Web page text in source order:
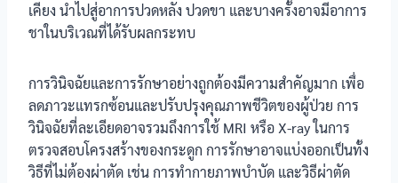
เคียง นำไปสู่อาการปวดหลัง ปวดขา และบางครั้งอาจมีอาการ
ชาในบริเวณที่ได้รับผลกระทบ
การวินิจฉัยและการรักษาอย่างถูกต้องมีความสำคัญมาก เพื่อ
ลดภาวะแทรกซ้อนและปรับปรุงคุณภาพชีวิตของผู้ป่วย การ
วินิจฉัยที่ละเอียดอาจรวมถึงการใช้ MRI หรือ X-ray ในการ
ตรวจสอบโครงสร้างของกระดูก การรักษาอาจแบ่งออกเป็นทั้ง
วิธีที่ไม่ต้องผ่าตัด เช่น การทำกายภาพบำบัด และวิธีผ่าตัด